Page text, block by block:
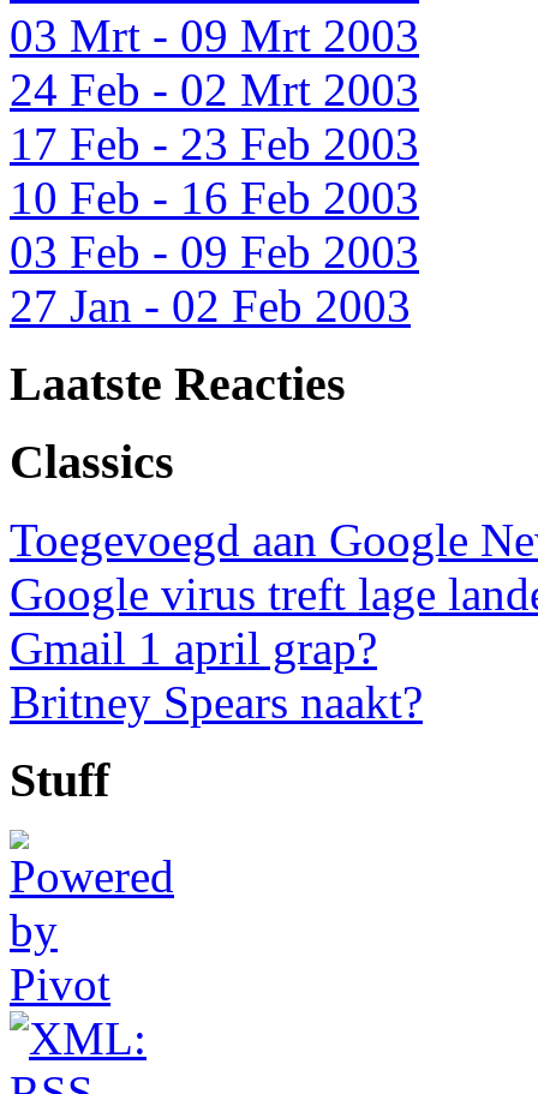
03 Mrt - 09 Mrt 2003
24 Feb - 02 Mrt 2003
17 Feb - 23 Feb 2003
10 Feb - 16 Feb 2003
03 Feb - 09 Feb 2003
27 Jan - 02 Feb 2003
Laatste Reacties
Classics
Toegevoegd aan Google
Google virus treft lage
Gmail 1 april grap?
Britney Spears naakt?
Stuff